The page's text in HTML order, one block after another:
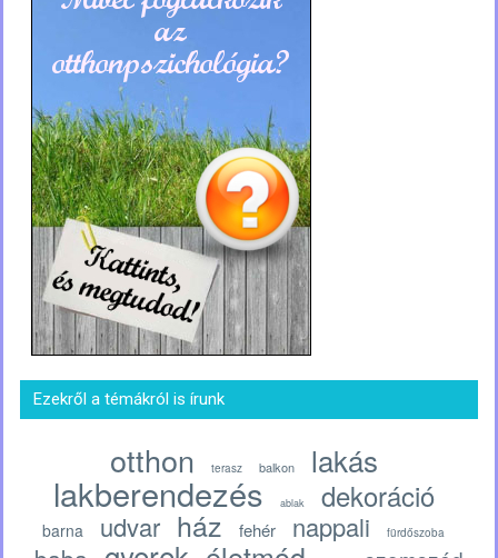
Ezekről a témákról is írunk
otthon terasz balkon lakás
lakberendezés ablak dekoráció
barna udvar ház fehér nappali fürdőszoba